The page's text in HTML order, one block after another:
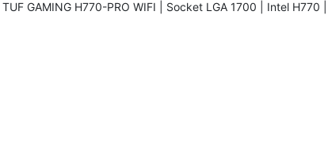
TUF GAMING H770-PRO WIFI | Socket LGA 1700 | Intel